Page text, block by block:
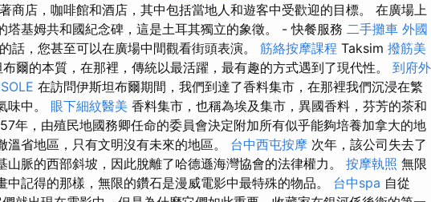
商店，咖啡館和酒店，其中包括當地人和遊客中受歡迎的目標。 在廣場上
塔基姆共和國紀念碑，這是土耳其獨立的象徵。 - 快餐服務 二手攤車 外國
話，您甚至可以在廣場中間觀看街頭表演。 筋絡按摩課程 Taksim 撥筋美
爾的本質，在那裡，傳統以最活躍，最有趣的方式遇到了現代性。 到府外
在訪問伊斯坦布爾期間，我們到達了香料集市，在那裡我們沉浸在繁
味中。 眼下細紋醫美 香料集市，也稱為埃及集市，異國香料，芬芳的茶和
年，由殖民地國務卿任命的委員會決定附加所有似乎能夠培養加拿大的地
溫省地區，只有文明沒有未來的地區。 台中西屯按摩 次年，該公司失去了
山脈的西部斜坡，因此脫離了哈德遜海灣協會的法律權力。 按摩執照 無限
中記得的那樣，無限的鑽石是漫威電影中最特殊的物品。 台中spa 自從